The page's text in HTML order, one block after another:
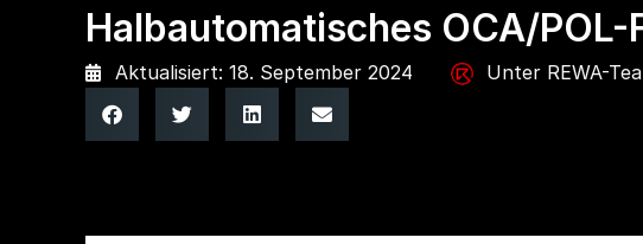
Halbautomatisches OCA/
Aktualisiert: 18. September 2024 Unter REWA-